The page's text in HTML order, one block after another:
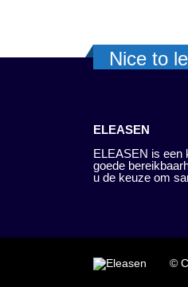
Nice to
ELEASEN
ELEASEN is een
goede
u de keuze om
©